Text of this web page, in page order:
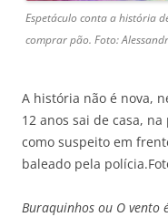
Espetáculo conta a história
comprar pão. Foto:
A história não é nova,
12 anos sai de casa,
como suspeito em
baleado pela
Buraquinhos ou O vento